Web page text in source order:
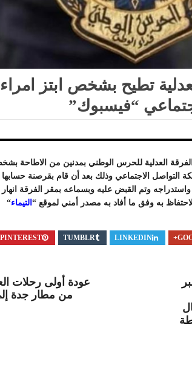
تطيح بشخص ابتز
“فيسبوك”
الاثنين 2023/12/18 عناصر الفرقة العدلية للحرس الوطني بمدنين من
التواصل الاجتماعي وذلك بعد أن قام بقرصنة
وتم القبض عليه وبسماعه بمقر الفرقة
به وفق ما أفاد به مصدر أمني لموقع “ التيماء“
LINKEDIN
TUMBLR
PINTEREST
عودة أولى رحلات
من مطار جدة
المسرح الجامعي
أن يتواصل
للمسرح